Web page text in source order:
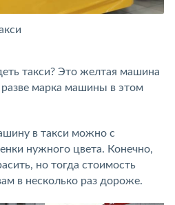
такси? Это желтая машина
марка машины в этом
в такси можно с
нужного цвета. Конечно,
но тогда стоимость
в несколько раз дороже.